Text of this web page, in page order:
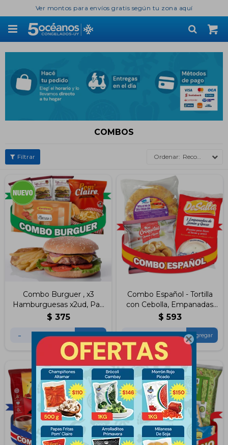

Ver montos para envíos gratis según tu zona aquí

COMBOS
Recomendados
Combo Burguer , x3
Hamburguesas x2ud, Pan
tortuga x6ud, Papas Fritas
$ 375
- +
Combo Español - Tortilla
con Cebolla, Empanadas
De Jamón & Queso, Mini
Queso
$ 593
- +